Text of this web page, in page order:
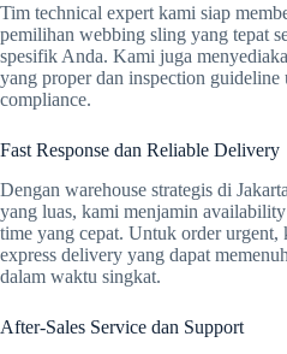
Tim technical expert kami siap
pemilihan webbing sling yang tepat
spesifik Anda. Kami juga
yang proper dan inspection guideline
compliance.
Fast Response dan Reliable Delivery
Dengan warehouse strategis di
yang luas, kami menjamin
time yang cepat. Untuk order
express delivery yang dapat
dalam waktu singkat.
After-Sales Service dan Support